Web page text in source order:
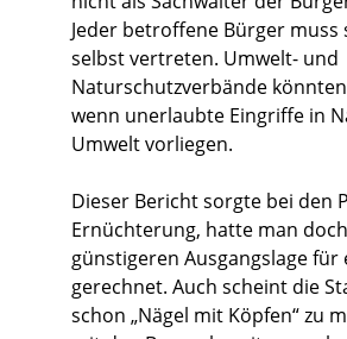
Jeder betroffene Bürger muss
selbst vertreten. Umwelt- und
Naturschutzverbände
wenn unerlaubte Eingriffe in
Umwelt vorliegen.
Dieser Bericht sorgte bei den
Ernüchterung, hatte man
günstigeren Ausgangslage für
gerechnet. Auch scheint die
schon „Nägel mit Köpfen“ zu